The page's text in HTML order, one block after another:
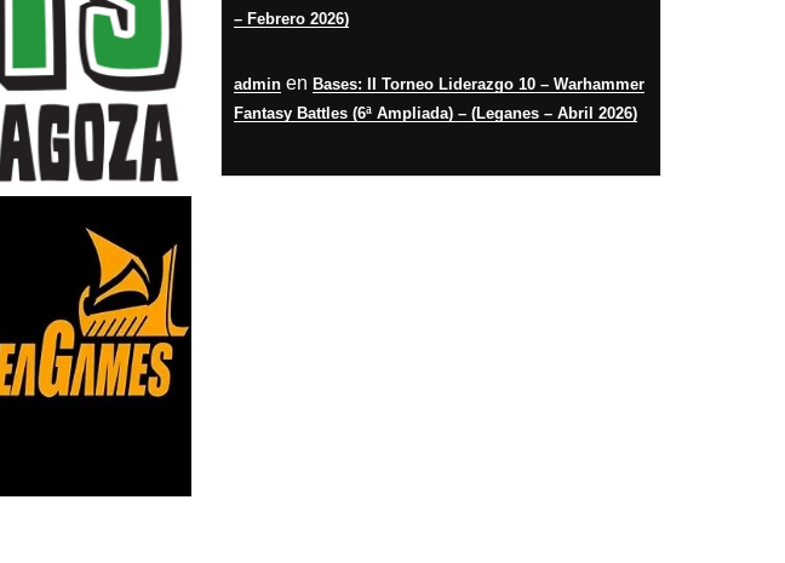
– Febrero 2026)
admin en Bases: II Torneo Liderazgo 10 – Warhammer
Fantasy Battles (6ª Ampliada) – (Leganes – Abril 2026)